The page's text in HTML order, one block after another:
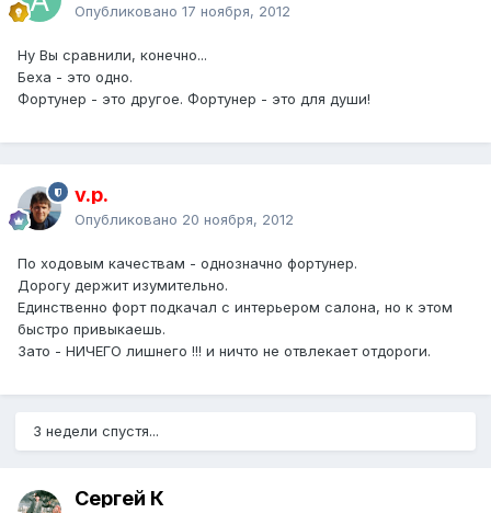
Опубликовано 17 ноября, 2012
Ну Вы сравнили, конечно...
Беха - это одно.
Фортунер - это другое. Фортунер - это для души!
v.p.
Опубликовано 20 ноября, 2012
По ходовым качествам - однозначно фортунер.
Дорогу держит изумительно.
Единственно форт подкачал с интерьером салона, но к этом
быстро привыкаешь.
Зато - НИЧЕГО лишнего !!! и ничто не отвлекает отдороги.
3 недели спустя...
Сергей К